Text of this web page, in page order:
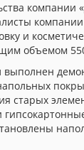
компании
и
объемом
выполнен
старых